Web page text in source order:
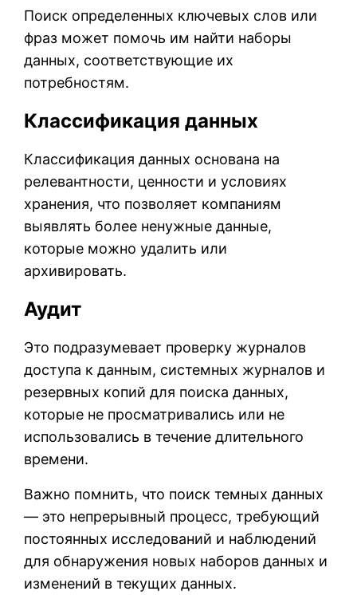
Поиск определенных ключевых слов или
фраз может помочь им найти наборы
данных, соответствующие их
потребностям.
Классификация данных
Классификация данных основана на
релевантности, ценности и условиях
хранения, что позволяет компаниям
выявлять более ненужные данные,
которые можно удалить или
архивировать.
Аудит
Это подразумевает проверку журналов
доступа к данным, системных журналов и
резервных копий для поиска данных,
которые не просматривались или не
использовались в течение длительного
времени.
Важно помнить, что поиск темных данных
— это непрерывный процесс, требующий
постоянных исследований и наблюдений
для обнаружения новых наборов данных и
изменений в текущих данных.